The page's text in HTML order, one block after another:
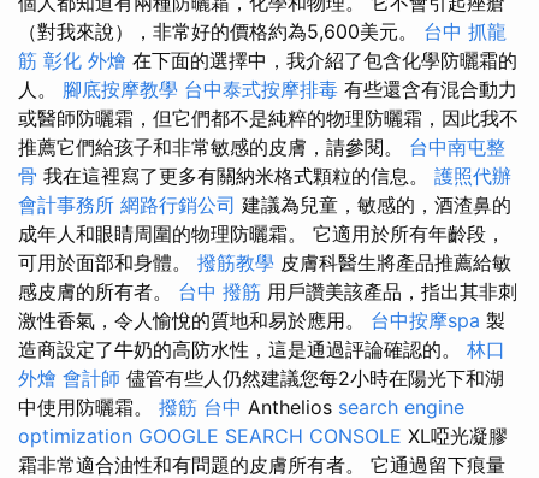
（對我來說），非常好的價格約為5,600美元。 台中 抓龍
筋 彰化 外燴 在下面的選擇中，我介紹了包含化學防曬霜的
人。 腳底按摩教學 台中泰式按摩排毒 有些還含有混合動力
或醫師防曬霜，但它們都不是純粹的物理防曬霜，因此我不
推薦它們給孩子和非常敏感的皮膚，請參閱。 台中南屯整
骨 我在這裡寫了更多有關納米格式顆粒的信息。 護照代辦
會計事務所 網路行銷公司 建議為兒童，敏感的，酒渣鼻的
成年人和眼睛周圍的物理防曬霜。 它適用於所有年齡段，
可用於面部和身體。 撥筋教學 皮膚科醫生將產品推薦給敏
感皮膚的所有者。 台中 撥筋 用戶讚美該產品，指出其非刺
激性香氣，令人愉悅的質地和易於應用。 台中按摩spa 製
造商設定了牛奶的高防水性，這是通過評論確認的。 林口
外燴 會計師 儘管有些人仍然建議您每2小時在陽光下和湖
中使用防曬霜。 撥筋 台中 Anthelios search engine
optimization GOOGLE SEARCH CONSOLE XL啞光凝膠
霜非常適合油性和有問題的皮膚所有者。 它通過留下痕量